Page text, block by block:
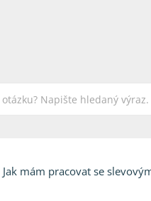
Jak mám pracovat se